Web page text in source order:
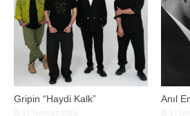
Gripin “Haydi Kalk” Anıl